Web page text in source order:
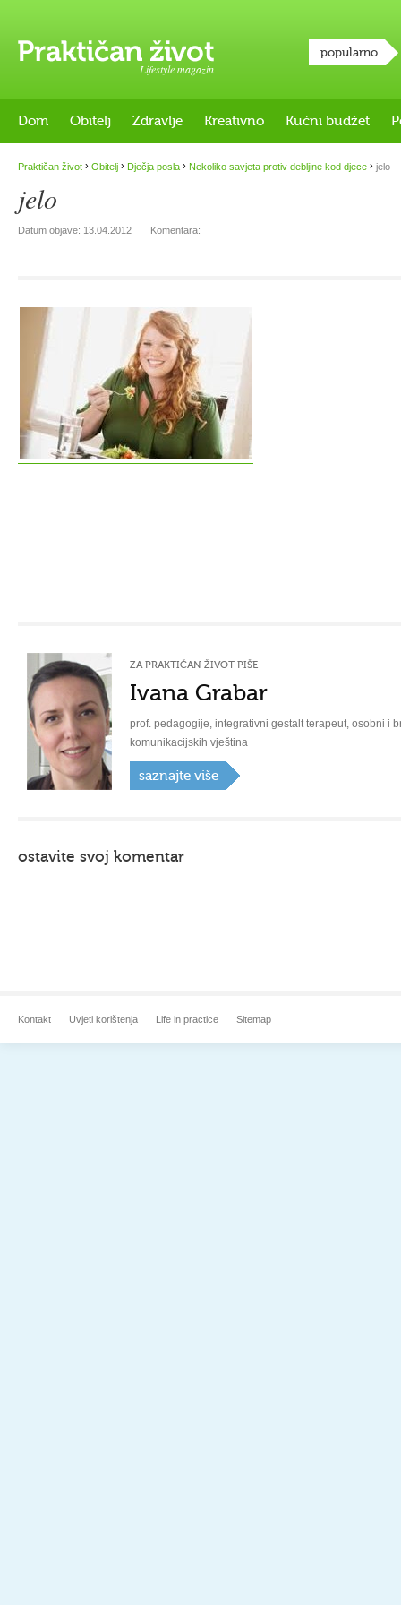
Lifestyle magazin
popularno
Dom Obitelj Zdravlje Kreativno Kućni budžet
Praktičan život › Obitelj › Dječja posla › Nekoliko savjeta protiv debljine kod djece › jelo
jelo
Datum objave: 13.04.2012 Komentara:
ZA PRAKTIČAN ŽIVOT PIŠE
Ivana Grabar
prof. pedagogije, integrativni gestalt terapeut, osobni i
komunikacijskih vještina
saznajte više
ostavite svoj komentar
Kontakt Uvjeti korištenja Life in practice Sitemap